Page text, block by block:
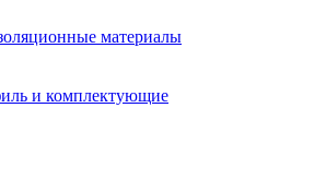
материалы
и комплектующие